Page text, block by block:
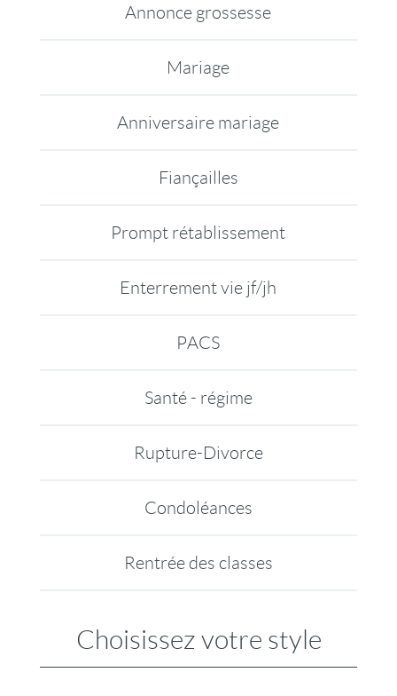
Annonce grossesse
Mariage
Anniversaire mariage
Fiançailles
Prompt rétablissement
Enterrement vie jf/jh
PACS
Santé - régime
Rupture-Divorce
Condoléances
Rentrée des classes
Choisissez votre style